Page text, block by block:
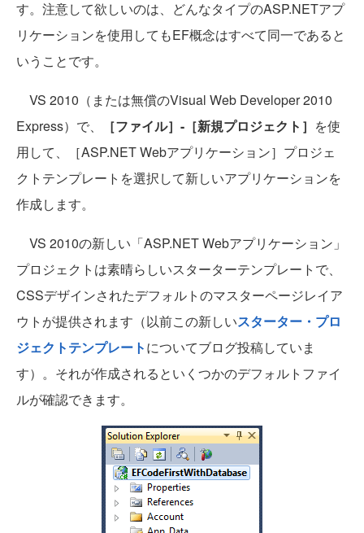
す。注意して欲しいのは、どんなタイプのASP.NETアプ
リケーションを使用してもEF概念はすべて同一であると
いうことです。
VS 2010（または無償のVisual Web Developer 2010
Express）で、
［ファイル］-［新規プロジェクト］ を使
用して、［ASP.NET Webアプリケーション］プロジェ
クトテンプレートを選択して新しいアプリケーションを
作成します。
VS 2010の新しい「ASP.NET Webアプリケーション」
プロジェクトは素晴らしいスターターテンプレートで、
CSSデザインされたデフォルトのマスターページレイア
ウトが提供されます（以前この新しいスターター・プロ
ジェクトテンプレートについてブログ投稿していま
す）。それが作成されるといくつかのデフォルトファイ
ルが確認できます。